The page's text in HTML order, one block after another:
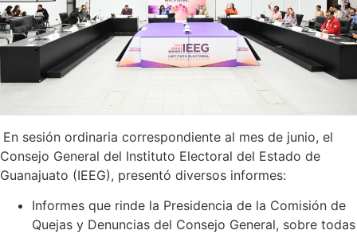
En sesión ordinaria correspondiente al mes de junio, el
Consejo General del Instituto Electoral del Estado de
Guanajuato (IEEG), presentó diversos informes:
Informes que rinde la Presidencia de la Comisión de
Quejas y Denuncias del Consejo General, sobre todas